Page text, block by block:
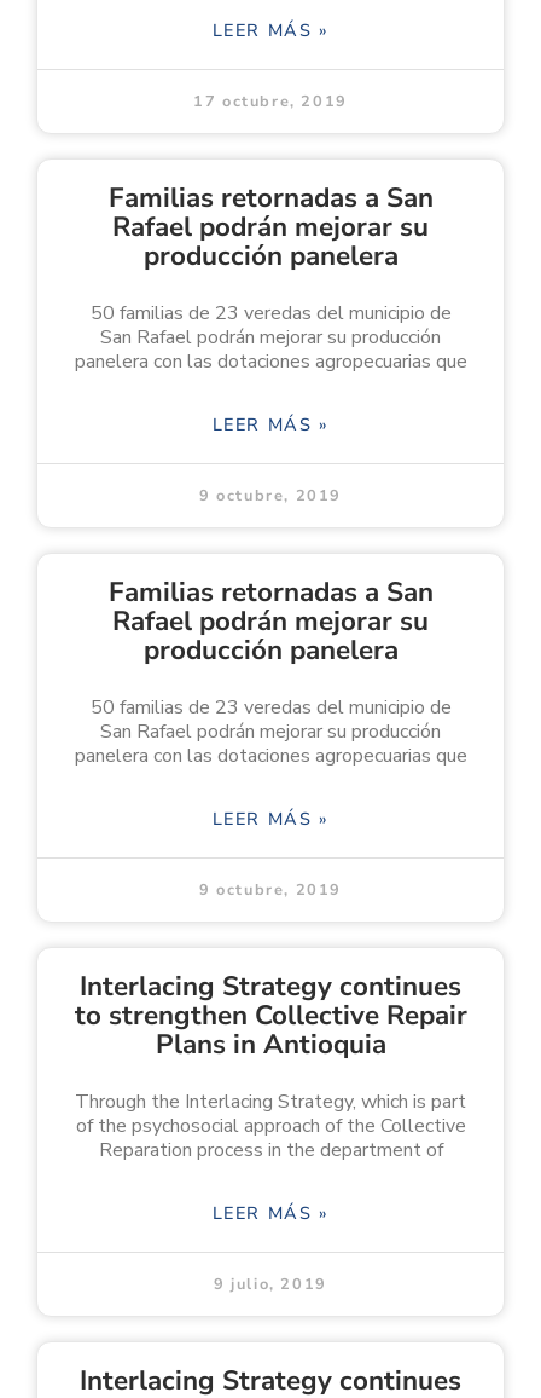
LEER MÁS »
17 octubre, 2019
Familias retornadas a San
Rafael podrán mejorar su
producción panelera
50 familias de 23 veredas del municipio de
San Rafael podrán mejorar su producción
panelera con las dotaciones agropecuarias que
LEER MÁS »
9 octubre, 2019
Familias retornadas a San
Rafael podrán mejorar su
producción panelera
50 familias de 23 veredas del municipio de
San Rafael podrán mejorar su producción
panelera con las dotaciones agropecuarias que
LEER MÁS »
9 octubre, 2019
Interlacing Strategy continues
to strengthen Collective Repair
Plans in Antioquia
Through the Interlacing Strategy, which is part
of the psychosocial approach of the Collective
Reparation process in the department of
LEER MÁS »
9 julio, 2019
Interlacing Strategy continues